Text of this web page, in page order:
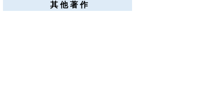
其 他 著 作